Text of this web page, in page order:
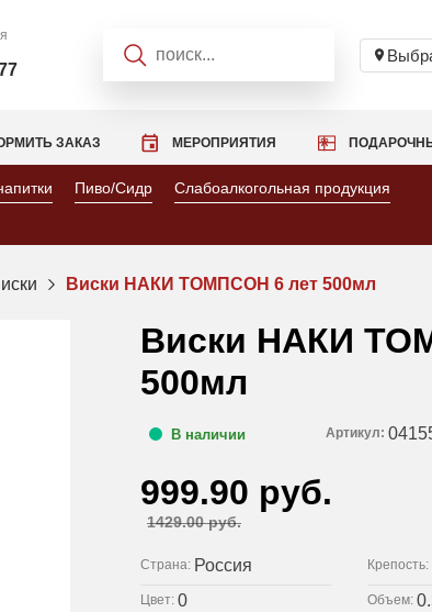
ЗАКАЗ МЕРОПРИЯТИЯ
Пиво/Сидр
Слабоалкогольная продукция
Виски НАКИ ТОМПСОН 6 лет 500мл
Виски НАКИ
500мл
В наличии Артикул:
999.90 руб.
1429.00 руб.
Страна: Россия Крепость:
Цвет: 0 Объем: